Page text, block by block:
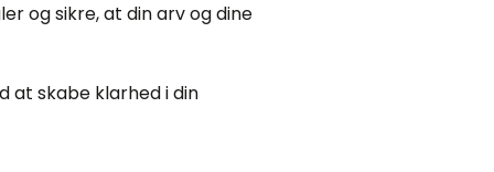
og sikre, at din arv og dine
at skabe klarhed i din